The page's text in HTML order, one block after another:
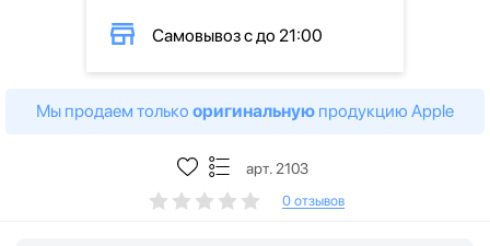
Самовывоз с до 21:00
Мы продаем только оригинальную продукцию Apple
арт. 2103
0 отзывов